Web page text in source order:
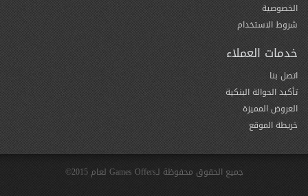
الخصوصية
شروط الاستخدام
خدمات العملاء
اتصل بنا
تأكيد الحوالة البنكية
العروض المميزة
خريطة الموقع
جميع الحقوق محفوظة لـGames Offers لعام 2015©